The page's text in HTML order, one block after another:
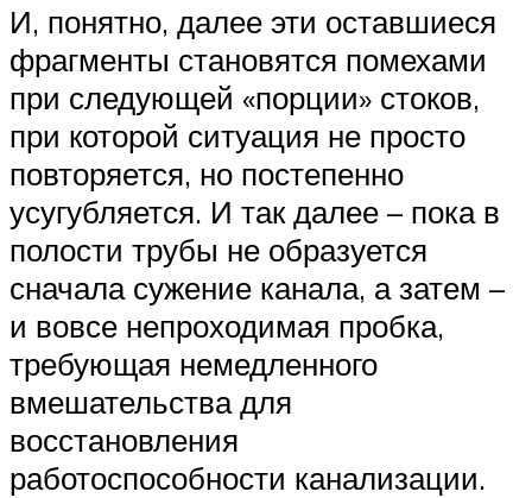
И, понятно, далее эти оставшиеся
фрагменты становятся помехами
при следующей «порции» стоков,
при которой ситуация не просто
повторяется, но постепенно
усугубляется. И так далее – пока в
полости трубы не образуется
сначала сужение канала, а затем –
и вовсе непроходимая пробка,
требующая немедленного
вмешательства для
восстановления
работоспособности канализации.